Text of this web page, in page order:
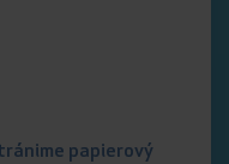
papierový